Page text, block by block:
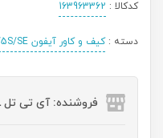
کدکالا : 163963362
دسته :کیف و کاور آیفون 5/5S/SE
فروشنده: آی تی تل I.T.TEL